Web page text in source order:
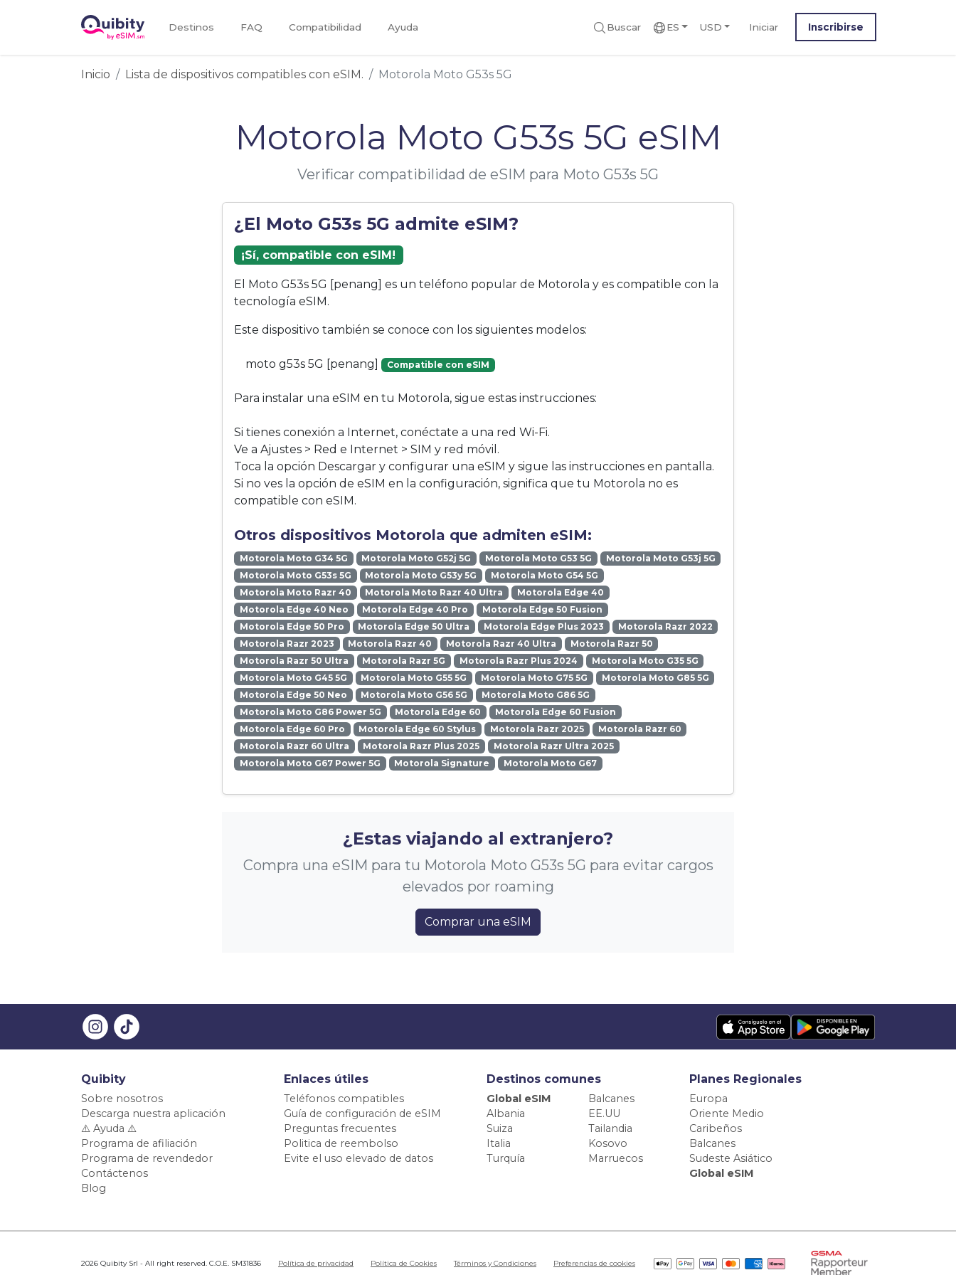
Destinos FAQ Compatibilidad Ayuda Buscar ES USD Iniciar Inscribirse
Inicio Lista de dispositivos compatibles con eSIM. Motorola Moto G53s 5G
Motorola Moto G53s 5G eSIM
Verificar compatibilidad de eSIM para Moto G53s 5G
¿El Moto G53s 5G admite eSIM?
¡Sí, compatible con eSIM!
El Moto G53s 5G [penang] es un teléfono popular de Motorola y es compatible con la
tecnología eSIM.
Este dispositivo también se conoce con los siguientes modelos:
moto g53s 5G [penang] Compatible con eSIM
Para instalar una eSIM en tu Motorola, sigue estas instrucciones:
Si tienes conexión a Internet, conéctate a una red Wi-Fi.
Ve a Ajustes > Red e Internet > SIM y red móvil.
Toca la opción Descargar y configurar una eSIM y sigue las instrucciones en pantalla.
Si no ves la opción de eSIM en la configuración, significa que tu Motorola no es
compatible con eSIM.
Otros dispositivos Motorola que admiten eSIM:
Motorola Moto G34 5G Motorola Moto G52j 5G Motorola Moto G53 5G
Motorola Moto G53j 5G
Motorola Moto G53s 5G
Motorola Moto G53y 5G
Motorola Moto G54 5G
Motorola Moto Razr 40
Motorola Moto Razr 40 Ultra
Motorola Edge 40
Motorola Edge 40 Neo
Motorola Edge 40 Pro
Motorola Edge 50 Fusion
Motorola Edge 50 Pro
Motorola Edge 50 Ultra Motorola Edge Plus 2023
Motorola Razr 2022
Motorola Razr 2023
Motorola Razr 40 Motorola Razr 40 Ultra
Motorola Razr 50
Motorola Razr 50 Ultra
Motorola Razr 5G Motorola Razr Plus 2024
Motorola Moto G35 5G
Motorola Moto G45 5G
Motorola Moto G55 5G Motorola Moto G75 5G
Motorola Moto G85 5G
Motorola Edge 50 Neo
Motorola Moto G56 5G
Motorola Moto G86 5G
Motorola Moto G86 Power 5G
Motorola Edge 60
Motorola Edge 60 Fusion
Motorola Edge 60 Pro
Motorola Edge 60 Stylus Motorola Razr 2025
Motorola Razr 60
Motorola Razr 60 Ultra
Motorola Razr Plus 2025
Motorola Razr Ultra 2025
Motorola Moto G67 Power 5G
Motorola Signature Motorola Moto G67
¿Estas viajando al extranjero?
Compra una eSIM para tu Motorola Moto G53s 5G para evitar cargos
elevados por roaming
Comprar una eSIM
Quibity
Sobre nosotros
Descarga nuestra aplicación
⚠️ Ayuda ⚠️
Programa de afiliación
Programa de revendedor
Contáctenos
Blog
Enlaces útiles
Teléfonos compatibles
Guía de configuración de eSIM
Preguntas frecuentes
Politica de reembolso
Evite el uso elevado de datos
Destinos comunes
Global eSIM
Balcanes
Albania
EE.UU
Suiza
Tailandia
Italia
Kosovo
Turquía
Marruecos
Planes Regionales
Europa
Oriente Medio
Caribeños
Balcanes
Sudeste Asiático
Global eSIM
2026 Quibity Srl - All right reserved. C.O.E. SM31836 Política de privacidad Política de Cookies Términos y Condiciones Preferencias de cookies